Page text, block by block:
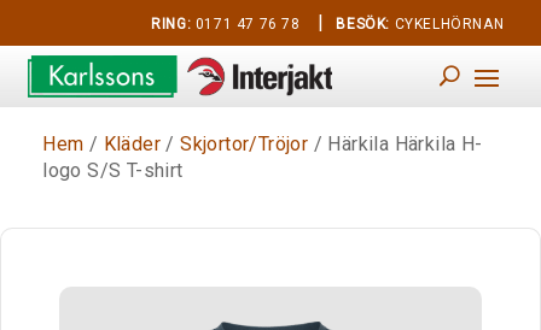
RING: 0171 47 76 78 | BESÖK: CYKELHÖRNAN
Hem / Kläder /Skjortor/Tröjor / Härkila Härkila H-
logo S/S T-shirt